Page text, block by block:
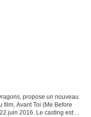
propose un nouveau
film, Avant Toi (Me Before
juin 2016. Le casting est